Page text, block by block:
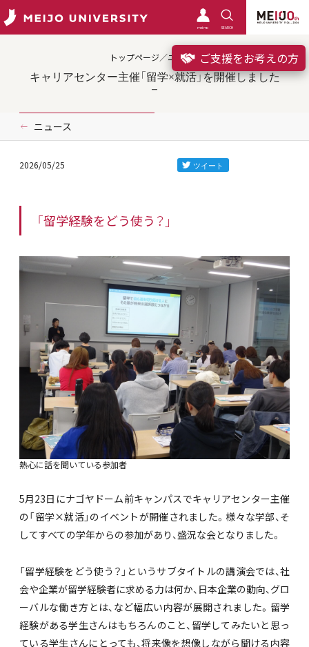
meimo SEARCH
ご支援をお考えの方
トップページ／ニュース
キャリアセンター主催「留学×就活」を開催しました
ニュース
2026/05/25
「留学経験をどう使う？」
熱心に話を聞いている参加者
5月23日にナゴヤドーム前キャンパスでキャリアセンター主催
の「留学×就活」のイベントが開催されました。様々な学部、そ
してすべての学年からの参加があり、盛況な会となりました。
「留学経験をどう使う？」というサブタイトルの講演会では、社
会や企業が留学経験者に求める力は何か、日本企業の動向、グロ
ーバルな働き方とは、など幅広い内容が展開されました。留学
経験がある学生さんはもちろんのこと、留学してみたいと思っ
ている学生さんにとっても、将来像を想像しながら聞ける内容